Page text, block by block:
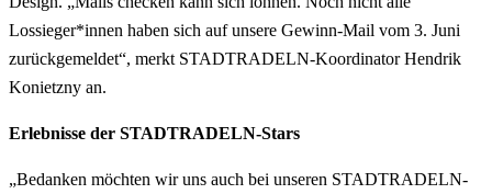
Lossieger*innen haben sich auf unsere Gewinn-Mail vom 3. Juni
zurückgemeldet“, merkt STADTRADELN-Koordinator Hendrik
Konietzny an.
Erlebnisse der STADTRADELN-Stars
„Bedanken möchten wir uns auch bei unseren STADTRADELN-